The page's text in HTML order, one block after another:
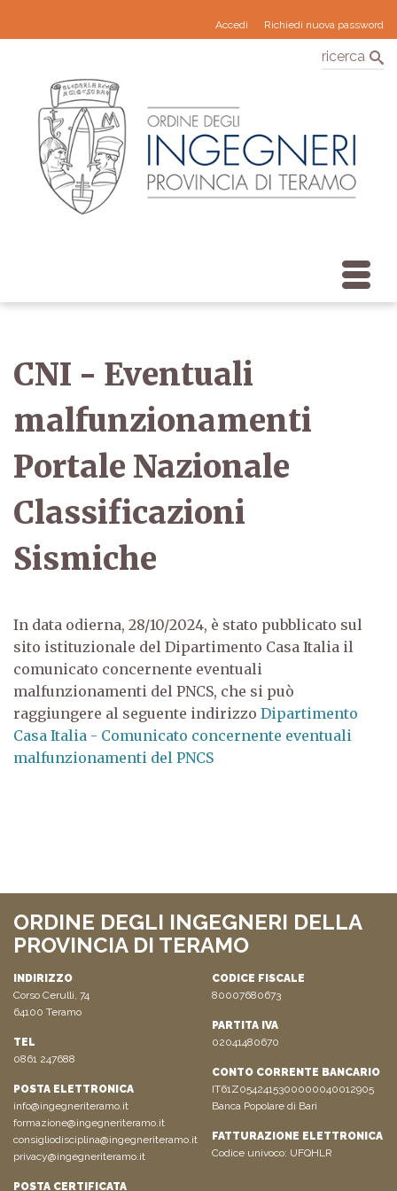
Accedi Richiedi nuova password
ricerca
CNI - Eventuali
malfunzionamenti
Portale Nazionale
Classificazioni
Sismiche
In data odierna, 28/10/2024, è stato pubblicato sul
sito istituzionale del Dipartimento Casa Italia il
comunicato concernente eventuali
malfunzionamenti del PNCS, che si può
raggiungere al seguente indirizzo Dipartimento
Casa Italia - Comunicato concernente eventuali
malfunzionamenti del PNCS
ORDINE DEGLI INGEGNERI DELLA
PROVINCIA DI TERAMO
INDIRIZZO
Corso Cerulli, 74
64100 Teramo
TEL
0861 247688
POSTA ELETTRONICA
info@ingegneriteramo.it
formazione@ingegneriteramo.it
consigliodisciplina@ingegneriteramo.it
privacy@ingegneriteramo.it
POSTA CERTIFICATA
CODICE FISCALE
80007680673
PARTITA IVA
02041480670
CONTO CORRENTE BANCARIO
IT61Z0542415300000040012905
Banca Popolare di Bari
FATTURAZIONE ELETTRONICA
Codice univoco: UFQHLR